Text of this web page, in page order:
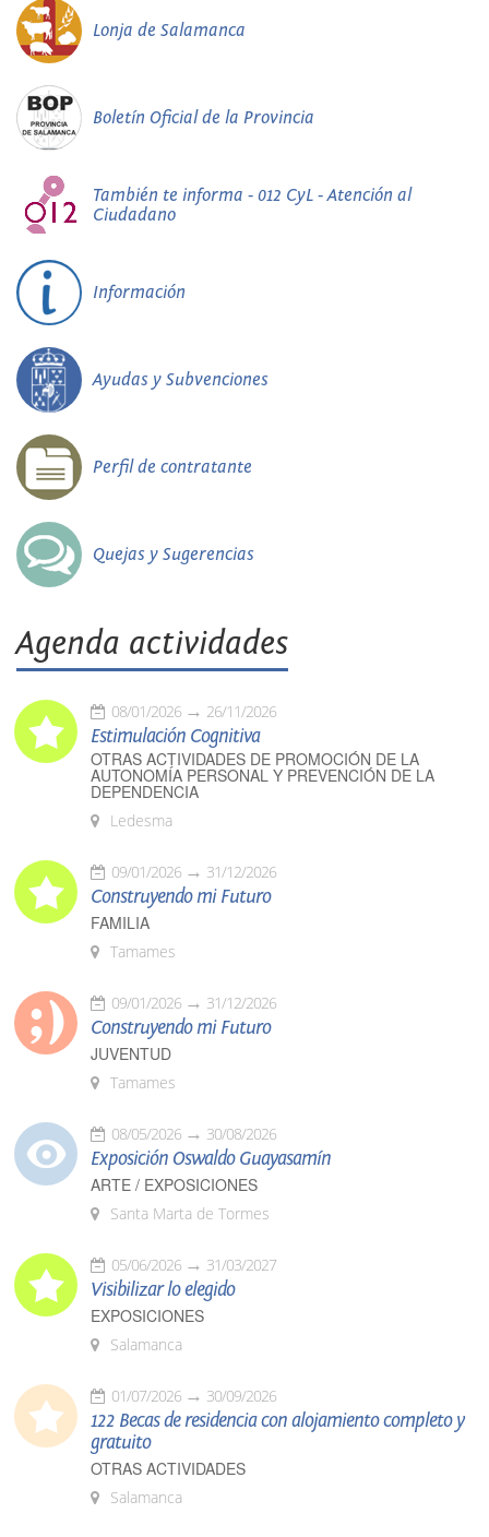
Lonja de Salamanca
Boletín Oficial de la Provincia
También te informa - 012 CyL - Atención al
Ciudadano
Información
Ayudas y Subvenciones
Perfil de contratante
Quejas y Sugerencias
Agenda actividades
08/01/2026 26/11/2026
Estimulación Cognitiva
OTRAS ACTIVIDADES DE PROMOCIÓN DE LA
AUTONOMÍA PERSONAL Y PREVENCIÓN DE LA
DEPENDENCIA
Ledesma
09/01/2026 31/12/2026
Construyendo mi Futuro
FAMILIA
Tamames
09/01/2026 31/12/2026
Construyendo mi Futuro
JUVENTUD
Tamames
08/05/2026 30/08/2026
Exposición Oswaldo Guayasamín
ARTE / EXPOSICIONES
Santa Marta de Tormes
05/06/2026 31/03/2027
Visibilizar lo elegido
EXPOSICIONES
Salamanca
01/07/2026 30/09/2026
122 Becas de residencia con alojamiento completo y
gratuito
OTRAS ACTIVIDADES
Salamanca